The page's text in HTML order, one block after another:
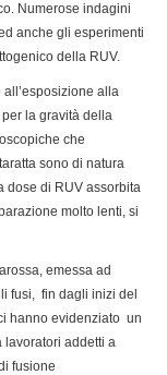
Numerose indagini
anche gli esperimenti
della RUV.
all’esposizione alla
la gravità della
che
sono di natura
dose di RUV assorbita
molto lenti, si
emessa ad
fusi, fin dagli inizi del
hanno evidenziato un
lavoratori addetti a
fusione